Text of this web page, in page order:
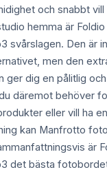
och snabbt vill
hemma är Foldio
svårslagen. Den är
men den
ger dig en pålitlig
däremot behöver
eller vill ha
kan Manfrotto
är
det bästa